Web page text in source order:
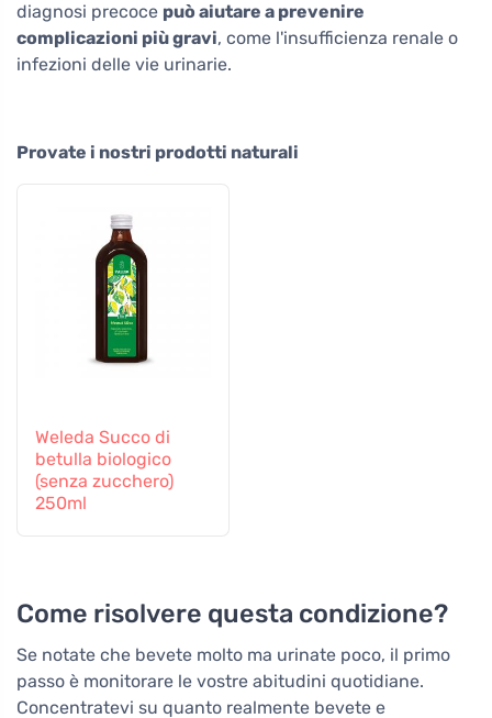
diagnosi precoce può aiutare a prevenire
complicazioni più gravi, come l'insufficienza renale o
infezioni delle vie urinarie.
Provate i nostri prodotti naturali
Weleda Succo di
betulla biologico
(senza zucchero)
250ml
Come risolvere questa condizione?
Se notate che bevete molto ma urinate poco, il primo
passo è monitorare le vostre abitudini quotidiane.
Concentratevi su quanto realmente bevete e